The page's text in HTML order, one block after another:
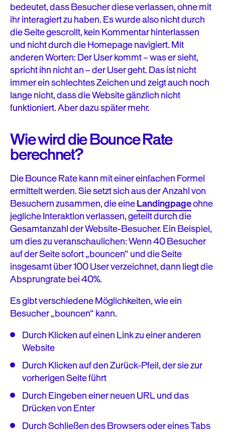
bedeutet, dass Besucher diese verlassen, ohne mit
ihr interagiert zu haben. Es wurde also nicht durch
die Seite gescrollt, kein Kommentar hinterlassen
und nicht durch die Homepage navigiert. Mit
anderen Worten: Der User kommt – was er sieht,
spricht ihn nicht an – der User geht. Das ist nicht
immer ein schlechtes Zeichen und zeigt auch noch
lange nicht, dass die Website gänzlich nicht
funktioniert. Aber dazu später mehr.
Wie wird die Bounce Rate
berechnet?
Die Bounce Rate kann mit einer einfachen Formel
ermittelt werden. Sie setzt sich aus der Anzahl von
Besuchern zusammen, die eineLandingpageohne
jegliche Interaktion verlassen, geteilt durch die
Gesamtanzahl der Website-Besucher. Ein Beispiel,
um dies zu veranschaulichen: Wenn 40 Besucher
auf der Seite sofort „bouncen“ und die Seite
insgesamt über 100 User verzeichnet, dann liegt die
Absprungrate bei 40%.
Es gibt verschiedene Möglichkeiten, wie ein
Besucher „bouncen“ kann.
Durch Klicken auf einen Link zu einer anderen
Website
Durch Klicken auf den Zurück-Pfeil, der sie zur
vorherigen Seite führt
Durch Eingeben einer neuen URL und das
Drücken von Enter
Durch Schließen des Browsers oder eines Tabs